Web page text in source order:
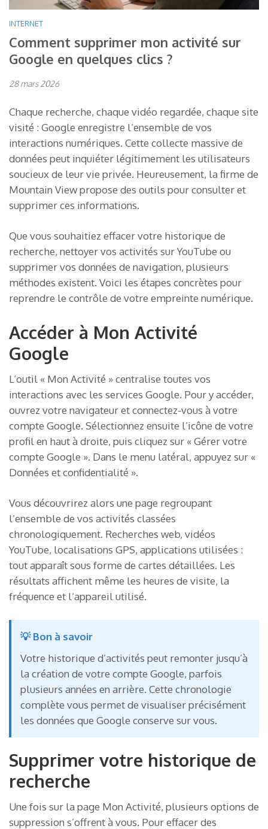
INTERNET
Comment supprimer mon activité sur
Google en quelques clics ?
28 mars 2026
Chaque recherche, chaque vidéo regardée, chaque site
visité : Google enregistre l’ensemble de vos
interactions numériques. Cette collecte massive de
données peut inquiéter légitimement les utilisateurs
soucieux de leur vie privée. Heureusement, la firme de
Mountain View propose des outils pour consulter et
supprimer ces informations.
Que vous souhaitiez effacer votre historique de
recherche, nettoyer vos activités sur YouTube ou
supprimer vos données de navigation, plusieurs
méthodes existent. Voici les étapes concrètes pour
reprendre le contrôle de votre empreinte numérique.
Accéder à Mon Activité
Google
L’outil « Mon Activité » centralise toutes vos
interactions avec les services Google. Pour y accéder,
ouvrez votre navigateur et connectez-vous à votre
compte Google. Sélectionnez ensuite l’icône de votre
profil en haut à droite, puis cliquez sur « Gérer votre
compte Google ». Dans le menu latéral, appuyez sur «
Données et confidentialité ».
Vous découvrirez alors une page regroupant
l’ensemble de vos activités classées
chronologiquement. Recherches web, vidéos
YouTube, localisations GPS, applications utilisées :
tout apparaît sous forme de cartes détaillées. Les
résultats affichent même les heures de visite, la
fréquence et l’appareil utilisé.
💡 Bon à savoir
Votre historique d’activités peut remonter jusqu’à
la création de votre compte Google, parfois
plusieurs années en arrière. Cette chronologie
complète vous permet de visualiser précisément
les données que Google conserve sur vous.
Supprimer votre historique de
recherche
Une fois sur la page Mon Activité, plusieurs options de
suppression s’offrent à vous. Pour effacer des